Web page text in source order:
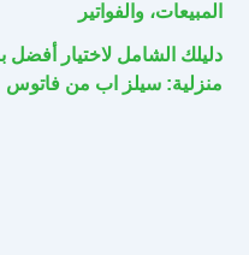
المبيعات، والفواتير
دليلك الشامل لاختيار
منزلية: سيلز اب من فاتوس